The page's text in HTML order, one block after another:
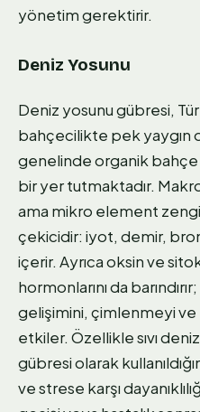
yönetim gerektirir.
Deniz Yosunu
Deniz yosunu gübresi,
bahçecilikte pek yaygın
genelinde organik
bir yer tutmaktadır.
ama mikro element
çekicidir: iyot, demir,
içerir. Ayrıca oksin ve
hormonlarını da
gelişimini, çimlenmeyi
etkiler. Özellikle sıvı
gübresi olarak
ve strese karşı